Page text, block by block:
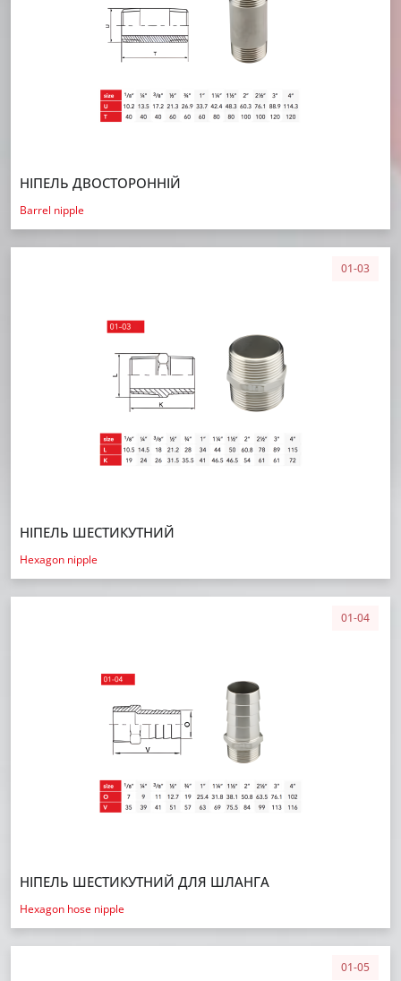
НІПЕЛЬ ДВОСТОРОННІЙ
Barrel nipple
01-03
НІПЕЛЬ ШЕСТИКУТНИЙ
Hexagon nipple
01-04
НІПЕЛЬ ШЕСТИКУТНИЙ ДЛЯ ШЛАНГА
Hexagon hose nipple
01-05